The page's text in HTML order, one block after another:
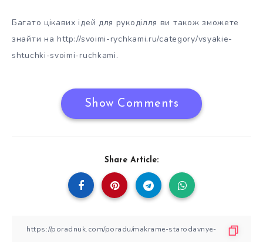
Багато цікавих ідей для рукоділля ви також зможете
знайти на http://svoimi-rychkami.ru/category/vsyakie-
shtuchki-svoimi-ruchkami.
Show Comments
Share Article: